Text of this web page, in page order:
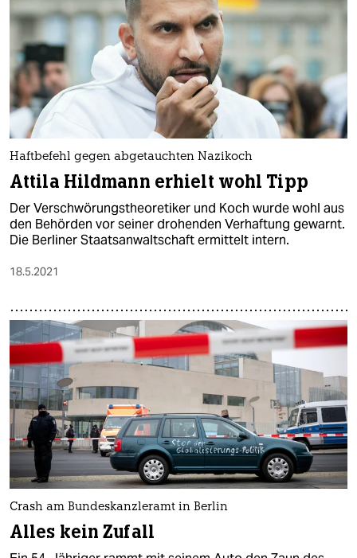
Haftbefehl gegen abgetauchten Nazikoch
Attila Hildmann erhielt wohl Tipp
Der Verschwörungstheoretiker und Koch wurde wohl aus
den Behörden vor seiner drohenden Verhaftung gewarnt.
Die Berliner Staatsanwaltschaft ermittelt intern.
18.5.2021
Crash am Bundeskanzleramt in Berlin
Alles kein Zufall